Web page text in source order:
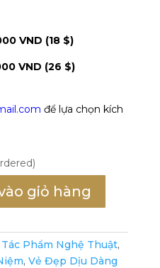
VND (18 $)
VND (26 $)
để lựa chọn kích
giỏ hàng
Tác Phẩm Nghệ Thuật,
, Vẻ Đẹp Dịu Dàng